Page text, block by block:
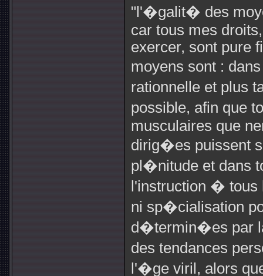
"l'�galit� des
car tous mes
exercer, sont pure
moyens sont :
rationnelle et plus
possible, afin que
musculaires que
dirig�es puissent
pl�nitude et dans
l'instruction �
ni sp�cialisation
d�termin�es par
des tendances
l'�ge viril, alors